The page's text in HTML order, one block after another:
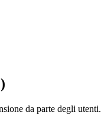
da parte degli utenti.